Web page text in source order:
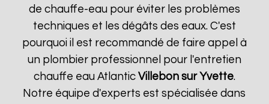
de chauffe-eau pour éviter les problèmes
techniques et les dégâts des eaux. C'est
pourquoi il est recommandé de faire appel à
un plombier professionnel pour l'entretien
chauffe eau Atlantic Villebon sur Yvette.
Notre équipe d'experts est spécialisée dans